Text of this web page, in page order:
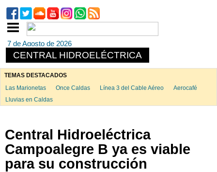
7 de Agosto de 2026
CENTRAL HIDROELÉCTRICA
TEMAS DESTACADOS
Las Marionetas
Once Caldas Línea 3 del Cable Aéreo
Aerocafé
Lluvias en Caldas
Central Hidroeléctrica
Campoalegre B ya es viable
para su construcción